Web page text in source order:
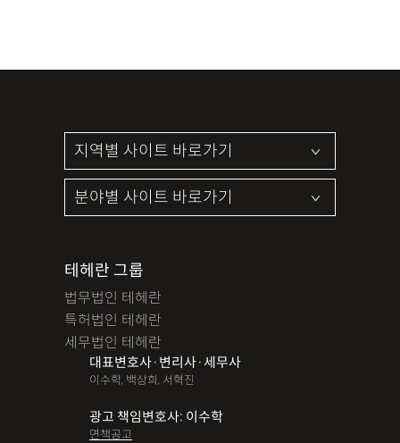
테헤란 그룹
법무법인 테헤란
특허법인 테헤란
세무법인 테헤란
대표변호사·변리사·세무사
이수학, 백상희, 서혁진
광고 책임변호사: 이수학
면책공고